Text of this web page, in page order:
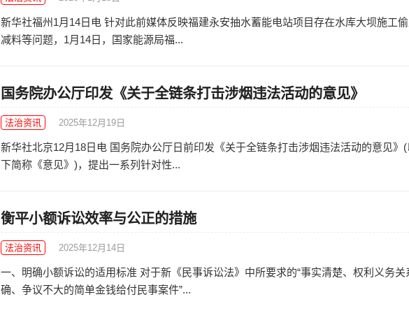
新华社福州1月14日电 针对此前媒体反映福建永安抽水蓄能电站项目存在水库大坝施工
减料等问题，1月14日，国家能源局福...
国务院办公厅印发《关于全链条打击涉烟违法活动的意见》
法治资讯 2025年12月19日
新华社北京12月18日电 国务院办公厅日前印发《关于全链条打击涉烟违法活动的意见》(
下简称《意见》)，提出一系列针对性...
衡平小额诉讼效率与公正的措施
法治资讯 2025年12月14日
一、明确小额诉讼的适用标准 对于新《民事诉讼法》中所要求的“事实清楚、权利义务关
确、争议不大的简单金钱给付民事案件”...